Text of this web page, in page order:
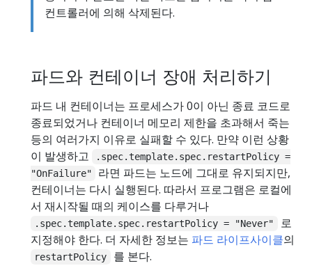
컨트롤러에 의해 삭제된다.
파드와 컨테이너 장애 처리하기
파드 내 컨테이너는 프로세스가 0이 아닌 종료 코드로
종료되었거나 컨테이너 메모리 제한을 초과해서 죽는
등의 여러가지 이유로 실패할 수 있다. 만약 이런 상황
이 발생하고
.spec.template.spec.restartPolicy =
"OnFailure"
라면 파드는 노드에 그대로 유지되지만,
컨테이너는 다시 실행된다. 따라서 프로그램은 로컬에
서 재시작될 때의 케이스를 다루거나
.spec.template.spec.restartPolicy = "Never"
로
지정해야 한다. 더 자세한 정보는 파드 라이프사이클의
restartPolicy
를 본다.